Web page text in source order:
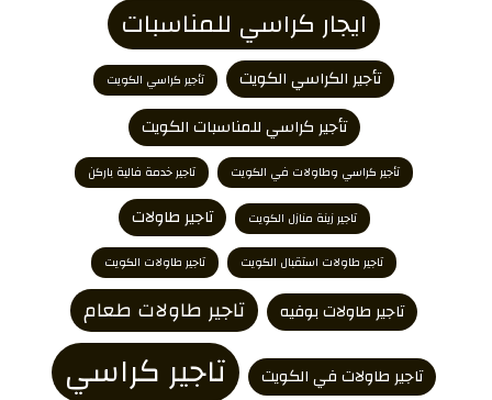
ايجار كراسي للمناسبات
تأجير الكراسي الكويت تأجير كراسي الكويت
تأجير كراسي للمناسبات الكويت
تأجير كراسي وطاولات في الكويت تاجير خدمة فالية باركن
تاجير زينة منازل الكويت تاجير طاولات
تاجير طاولات استقبال الكويت تاجير طاولات الكويت
تاجير طاولات بوفيه تاجير طاولات طعام
تاجير طاولات في الكويت تاجير كراسي